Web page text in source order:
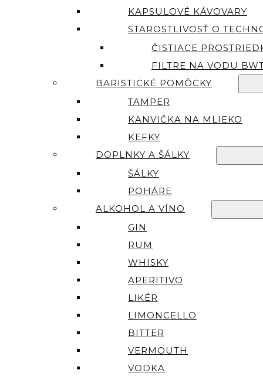
KAPSULOVÉ KÁVOVARY
STAROSTLIVOSŤ O
ČISTIACE
FILTRE NA VODU
BARISTICKÉ POMÔCKY
TAMPER
KANVIČKA NA MLIEKO
KEFKY
DOPLNKY A ŠÁLKY
ŠÁLKY
POHÁRE
ALKOHOL A VÍNO
GIN
RUM
WHISKY
APERITIVO
LIKÉR
LIMONCELLO
BITTER
VERMOUTH
VODKA